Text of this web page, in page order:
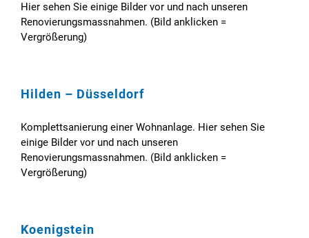
Hier sehen Sie einige Bilder vor und nach unseren
Renovierungsmassnahmen. (Bild anklicken =
Vergrößerung)
Hilden – Düsseldorf
Komplettsanierung einer Wohnanlage. Hier sehen Sie
einige Bilder vor und nach unseren
Renovierungsmassnahmen. (Bild anklicken =
Vergrößerung)
Koenigstein